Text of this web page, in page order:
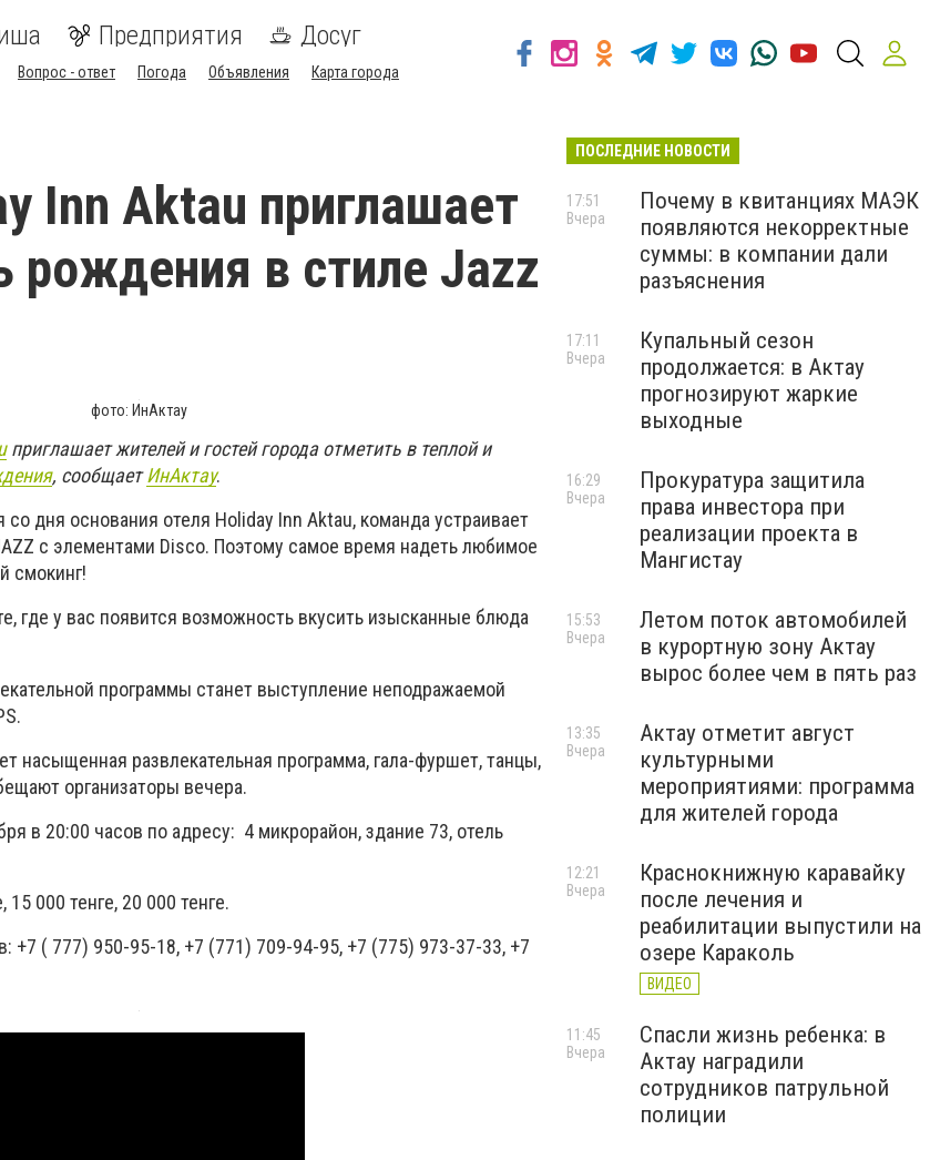
Предприятия Досуг
Вопрос - ответ Погода Объявления Карта города
Inn Aktau приглашает
рождения в стиле Jazz
фото: ИнАктау
приглашает жителей и гостей города отметить в теплой и
, сообщаетИнАктау.
дня основания отеля Holiday Inn Aktau, команда устраивает
с элементами Disco. Поэтому самое время надеть любимое
смокинг!
где у вас появится возможность вкусить изысканные блюда
программы станет выступление неподражаемой
насыщенная развлекательная программа, гала-фуршет, танцы,
организаторы вечера.
в 20:00 часов по адресу: 4 микрорайон, здание 73, отель
000 тенге, 20 000 тенге.
+7 ( 777) 950-95-18, +7 (771) 709-94-95, +7 (775) 973-37-33, +7
ПОСЛЕДНИЕ НОВОСТИ
Почему в квитанциях МАЭК
появляются некорректные
суммы: в компании дали
разъяснения
17:51
Вчера
Купальный сезон
продолжается: в Актау
прогнозируют жаркие
выходные
17:11
Вчера
Прокуратура защитила
права инвестора при
реализации проекта в
Мангистау
16:29
Вчера
Летом поток автомобилей
в курортную зону Актау
вырос более чем в пять раз
15:53
Вчера
Актау отметит август
культурными
мероприятиями: программа
для жителей города
13:35
Вчера
Краснокнижную каравайку
после лечения и
реабилитации выпустили на
озере Караколь
ВИДЕО
12:21
Вчера
Спасли жизнь ребенка: в
Актау наградили
сотрудников патрульной
полиции
11:45
Вчера